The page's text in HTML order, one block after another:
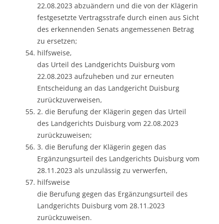
22.08.2023 abzuändern und die von der Klägerin
festgesetzte Vertragsstrafe durch einen aus Sicht
des erkennenden Senats angemessenen Betrag
zu ersetzen;
hilfsweise,
das Urteil des Landgerichts Duisburg vom
22.08.2023 aufzuheben und zur erneuten
Entscheidung an das Landgericht Duisburg
zurückzuverweisen,
2. die Berufung der Klägerin gegen das Urteil
des Landgerichts Duisburg vom 22.08.2023
zurückzuweisen;
3. die Berufung der Klägerin gegen das
Ergänzungsurteil des Landgerichts Duisburg vom
28.11.2023 als unzulässig zu verwerfen,
hilfsweise
die Berufung gegen das Ergänzungsurteil des
Landgerichts Duisburg vom 28.11.2023
zurückzuweisen.